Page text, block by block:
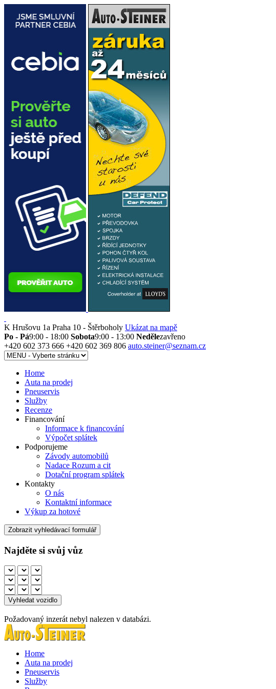
K Hrušovu 1a Praha 10 - Štěrboholy Ukázat na mapě
Po - Pá9:00 - 18:00 Sobota9:00 - 13:00 Nedělezavřeno
+420 602 373 666 +420 602 369 806 auto.steiner@seznam.cz
Home
Auta na prodej
Pneuservis
Služby
Recenze
Financování
Informace k financování
Výpočet splátek
Podporujeme
Závody automobilů
Nadace Rozum a cit
Dotační program splátek
Kontakty
O nás
Kontaktní informace
Výkup za hotové
Zobrazit vyhledávací formulář
Najděte si svůj vůz
Požadovaný inzerát nebyl nalezen v databázi.
Home
Auta na prodej
Pneuservis
Služby